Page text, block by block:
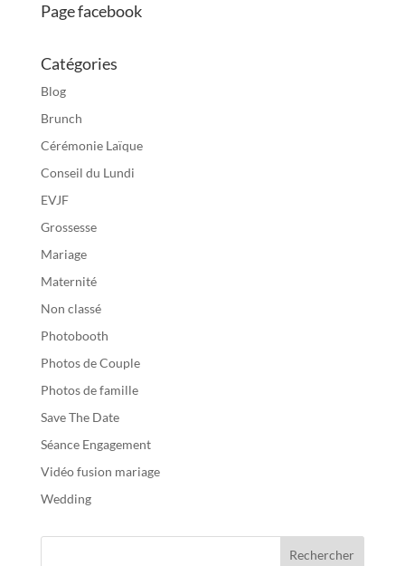
Page facebook
Catégories
Blog
Brunch
Cérémonie Laïque
Conseil du Lundi
EVJF
Grossesse
Mariage
Maternité
Non classé
Photobooth
Photos de Couple
Photos de famille
Save The Date
Séance Engagement
Vidéo fusion mariage
Wedding